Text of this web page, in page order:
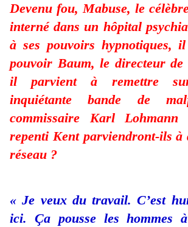
Devenu fou, Mabuse, le
interné dans un hôpital
à ses pouvoirs hypnotiques,
pouvoir Baum, le directeur de
il parvient à remettre
inquiétante bande de
commissaire Karl
repenti Kent parviendront-ils à
réseau ?
« Je veux du travail. C’est
ici. Ça pousse les hommes